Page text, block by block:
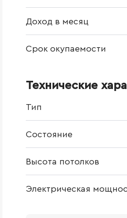
Доход в месяц
Срок окупаемости
Технические
Тип
Состояние
Высота потолков
Электрическая